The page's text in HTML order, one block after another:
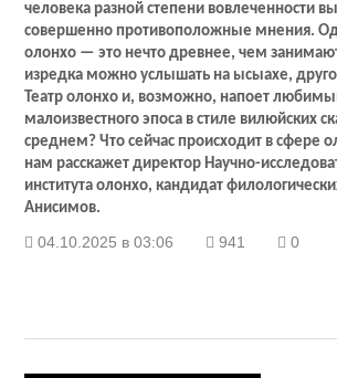
человека разной степени вовлеченности
совершенно противоположные мнения.
олонхо — это нечто древнее, чем
изредка можно услышать на ысыахе,
Театр олонхо и, возможно, напоет
малоизвестного эпоса в стиле вилюйских
среднем? Что сейчас происходит в сфере
нам расскажет директор Научно-
института олонхо, кандидат
Анисимов.
04.10.2025 в 03:06 941 0